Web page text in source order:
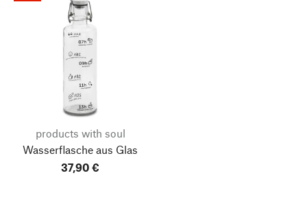
products with soul
Wasserflasche aus Glas
37,90 €